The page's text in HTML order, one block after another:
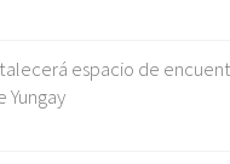
espacio de
Yungay